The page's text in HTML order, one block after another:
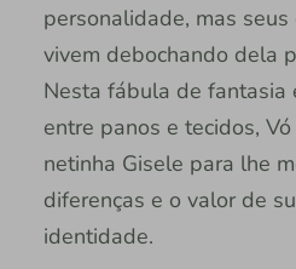
personalidade, mas
vivem debochando dela
Nesta fábula de fantasia
entre panos e tecidos,
netinha Gisele para lhe
diferenças e o valor de
identidade.